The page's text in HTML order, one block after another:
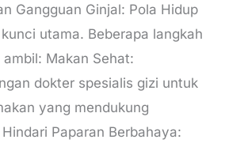
Gangguan Ginjal: Pola Hidup
utama. Beberapa langkah
Makan Sehat:
dokter spesialis gizi untuk
yang mendukung
Paparan Berbahaya: